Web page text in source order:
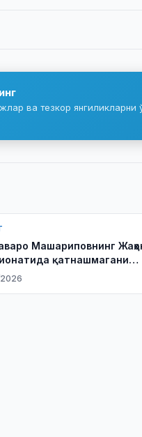
ва тезкор янгиликларни
Машариповнинг
қатнашмагани
тушунтирди